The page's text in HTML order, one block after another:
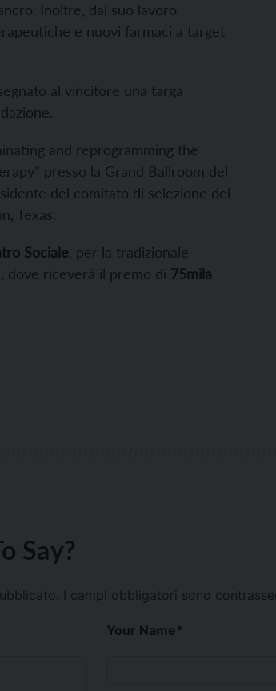
Inoltre, dal suo lavoro
e nuovi farmaci a target
al vincitore una targa
and reprogramming the
presso la Grand Ballroom del
del comitato di selezione del
Texas.
Sociale , per la tradizionale
dove riceverà il premo di 75mila
Say?
I campi obbligatori sono
Your Name*